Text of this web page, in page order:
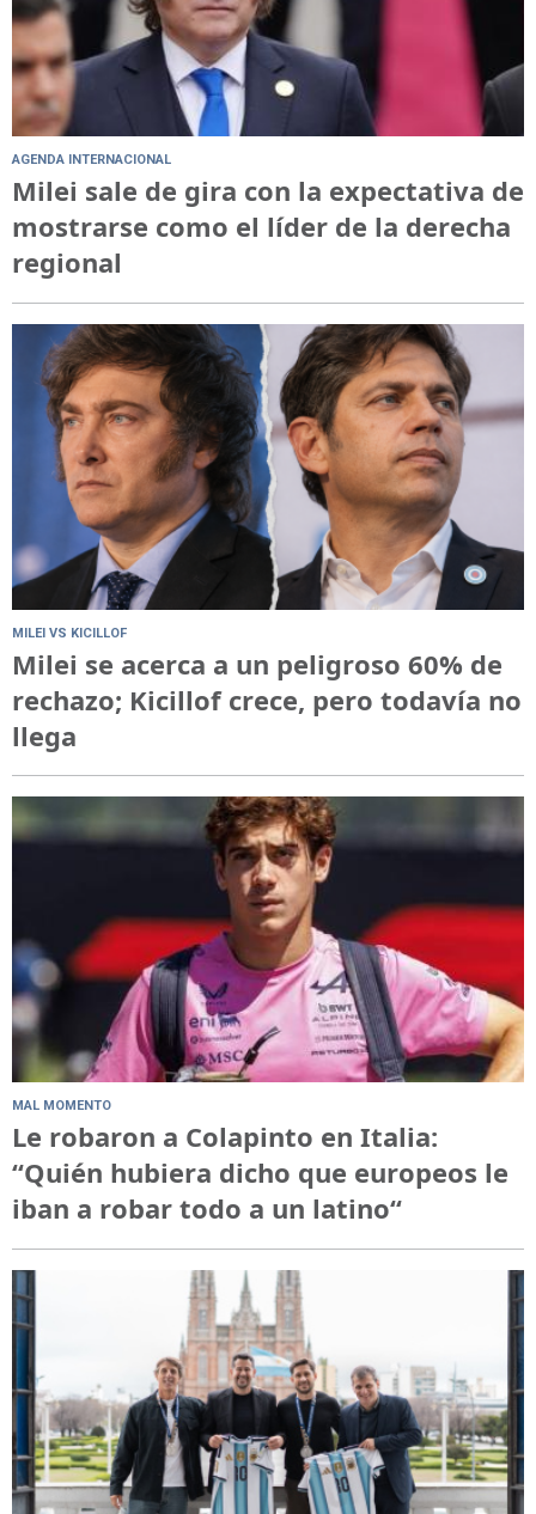
AGENDA INTERNACIONAL
Milei sale de gira con la expectativa de
mostrarse como el líder de la derecha
regional
MILEI VS KICILLOF
Milei se acerca a un peligroso 60% de
rechazo; Kicillof crece, pero todavía no
llega
MAL MOMENTO
Le robaron a Colapinto en Italia:
“Quién hubiera dicho que europeos le
iban a robar todo a un latino“